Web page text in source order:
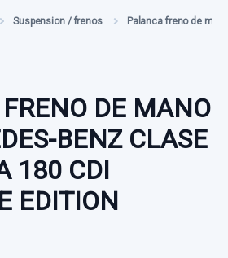
Suspension / frenos Palanca freno de
DE MANO
BENZ CLASE
180 CDI
EDITION